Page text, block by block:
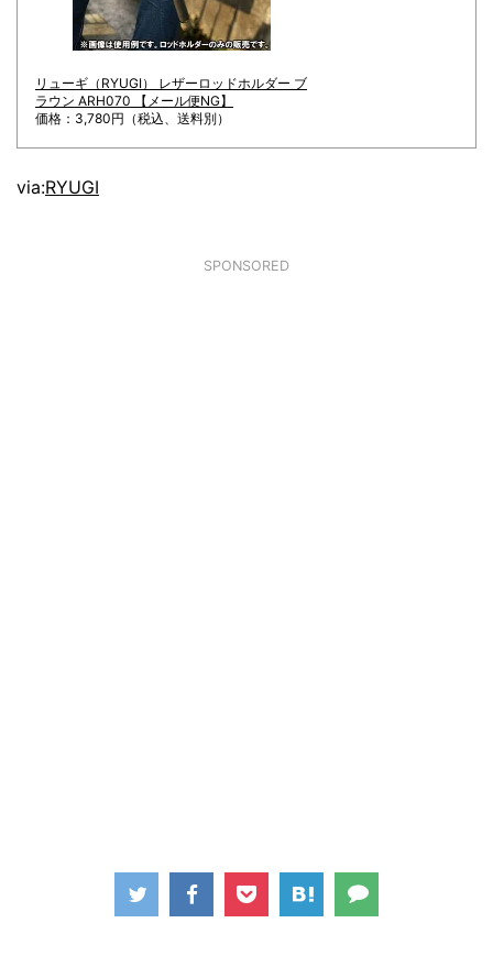
リューギ（RYUGI） レザーロッドホルダー ブ
ラウン ARH070 【メール便NG】
価格：3,780円（税込、送料別）
via:RYUGI
SPONSORED